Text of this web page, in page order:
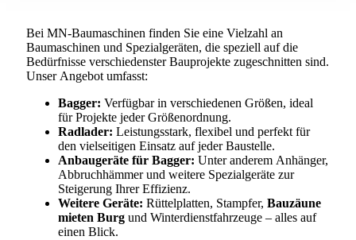
Bei MN-Baumaschinen finden Sie eine Vielzahl an
Baumaschinen und Spezialgeräten, die speziell auf die
Bedürfnisse verschiedenster Bauprojekte zugeschnitten sind.
Unser Angebot umfasst:
Bagger: Verfügbar in verschiedenen Größen, ideal
für Projekte jeder Größenordnung.
Radlader: Leistungsstark, flexibel und perfekt für
den vielseitigen Einsatz auf jeder Baustelle.
Anbaugeräte für Bagger: Unter anderem Anhänger,
Abbruchhämmer und weitere Spezialgeräte zur
Steigerung Ihrer Effizienz.
Weitere Geräte: Rüttelplatten, Stampfer, Bauzäune
mieten Burg und Winterdienstfahrzeuge – alles auf
einen Blick.